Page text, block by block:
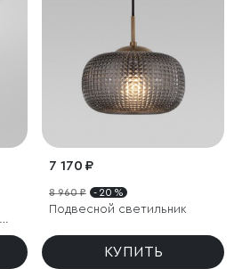
7 170 ₽
8 960 ₽ - 20 %
Подвесной светильник
КУПИТЬ